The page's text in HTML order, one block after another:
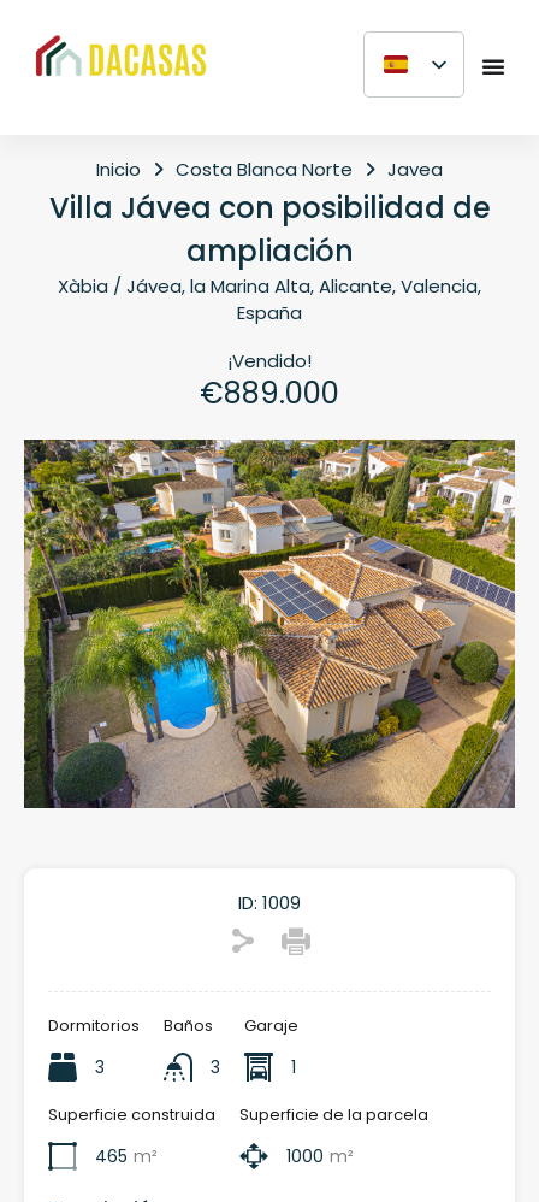
Inicio Costa Blanca Norte Javea
Villa Jávea con posibilidad de
ampliación
Xàbia / Jávea, la Marina Alta, Alicante, Valencia,
España
¡Vendido!
€889.000
ID: 1009
Dormitorios
3
Baños
3
Garaje
1
Superficie construida
465 m²
Superficie de la parcela
1000 m²